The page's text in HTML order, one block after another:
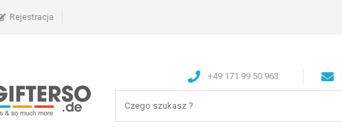
Rejestracja
+49 171 99 50 963